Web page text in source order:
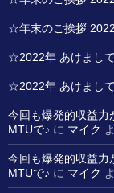
☆年末のご挨拶
☆2022年 あけまし
☆2022年 あけまし
今回も爆発的収益力
MTUで♪ に マイク
今回も爆発的収益力
MTUで♪ に マイク